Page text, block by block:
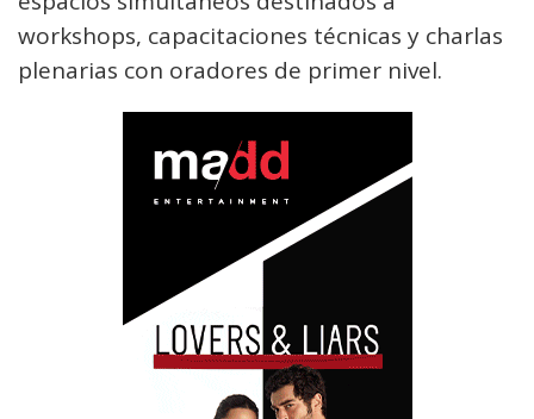
workshops, capacitaciones técnicas y charlas
plenarias con oradores de primer nivel.